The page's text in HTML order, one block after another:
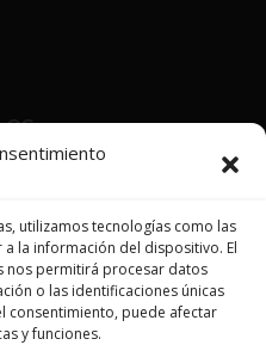
utilizamos tecnologías como las
la información del dispositivo. El
nos permitirá procesar datos
o las identificaciones únicas
consentimiento, puede afectar
y funciones.
JURISPRUDENCIA